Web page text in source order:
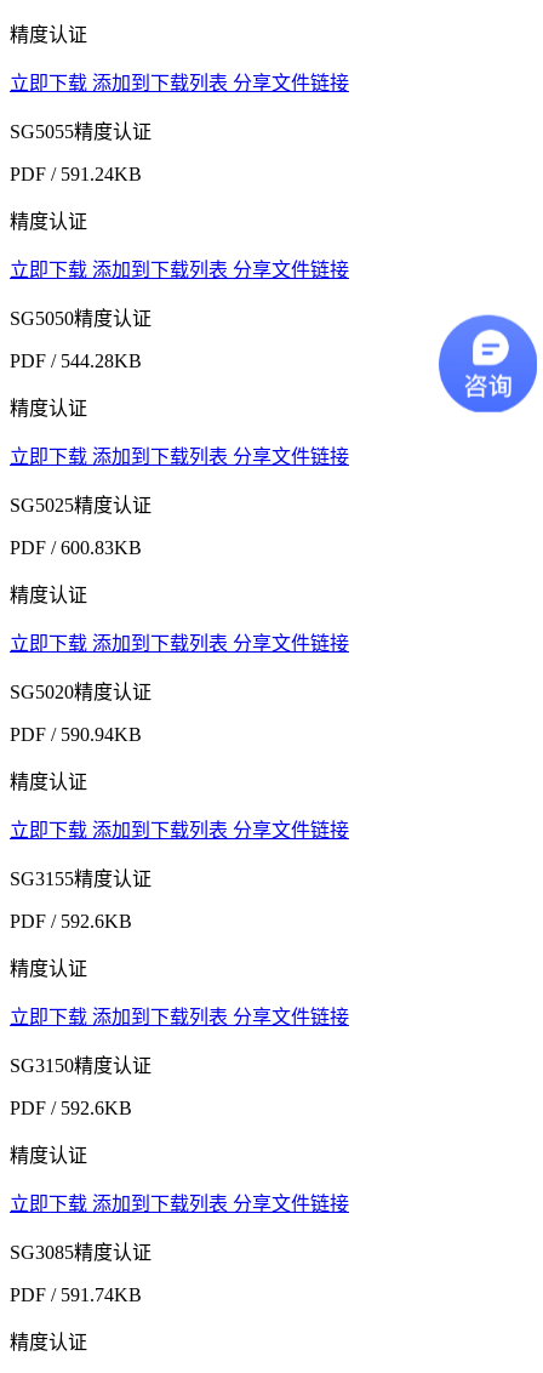
精度认证
立即下载 添加到下载列表 分享文件链接
SG5055精度认证
PDF / 591.24KB
精度认证
立即下载 添加到下载列表 分享文件链接
SG5050精度认证
PDF / 544.28KB
精度认证
立即下载 添加到下载列表 分享文件链接
SG5025精度认证
PDF / 600.83KB
精度认证
立即下载 添加到下载列表 分享文件链接
SG5020精度认证
PDF / 590.94KB
精度认证
立即下载 添加到下载列表 分享文件链接
SG3155精度认证
PDF / 592.6KB
精度认证
立即下载 添加到下载列表 分享文件链接
SG3150精度认证
PDF / 592.6KB
精度认证
立即下载 添加到下载列表 分享文件链接
SG3085精度认证
PDF / 591.74KB
精度认证